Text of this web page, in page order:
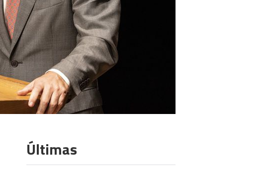
Últimas